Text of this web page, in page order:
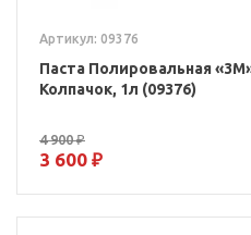
Артикул: 09376
Паста Полировальная
Колпачок, 1л (09376)
4 900 ₽
3 600 ₽